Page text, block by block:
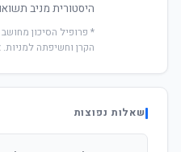
היסטורית מניב
* פרופיל הסיכון
הקרן וחשיפתה
שאלות נפוצות